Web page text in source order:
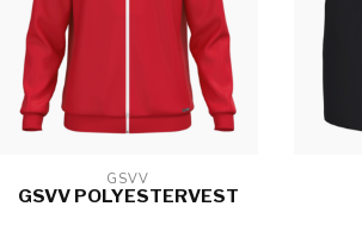
GSVV
GSVV POLYESTERVEST